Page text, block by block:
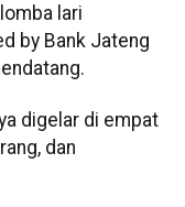
lari
by Bank Jateng
digelar di empat
dan